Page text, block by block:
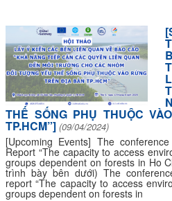
THẾ SỐNG PHỤ THUỘC
TP.HCM”] (09/04/2024)
[Upcoming Events] The
Report “The capacity to access
groups dependent on forests in Ho
trình bày bên dưới) The
report “The capacity to access
groups dependent on forests in